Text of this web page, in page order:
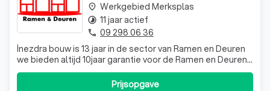
İnezdra bouw is 13 jaar in de sector van Ramen en Deuren
we bieden altijd 10jaar garantie voor de Ramen en Deuren!
Klant is altijd koning!
Prijsopgave
place Werkgebied Merksplas
timelapse 11 jaar actief
phone 09 298 06 36